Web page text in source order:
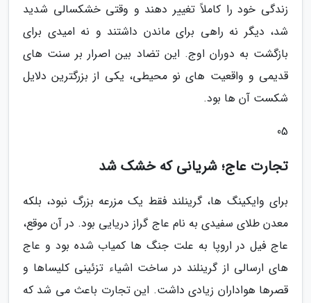
زندگی خود را کاملاً تغییر دهند و وقتی خشکسالی شدید
شد، دیگر نه راهی برای ماندن داشتند و نه امیدی برای
بازگشت به دوران اوج. این تضاد بین اصرار بر سنت های
قدیمی و واقعیت های نو محیطی، یکی از بزرگترین دلایل
شکست آن ها بود.
05
تجارت عاج؛ شریانی که خشک شد
برای وایکینگ ها، گرینلند فقط یک مزرعه بزرگ نبود، بلکه
معدن طلای سفیدی به نام عاج گراز دریایی بود. در آن موقع،
عاج فیل در اروپا به علت جنگ ها کمیاب شده بود و عاج
های ارسالی از گرینلند در ساخت اشیاء تزئینی کلیساها و
قصرها هواداران زیادی داشت. این تجارت باعث می شد که